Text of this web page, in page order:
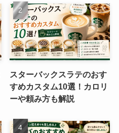
スターバックスラテのおす
すめカスタム10選！カロリ
ーや頼み方も解説